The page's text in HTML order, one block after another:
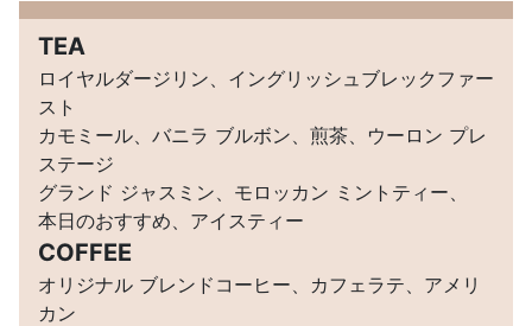
TEA
ロイヤルダージリン、イングリッシュブレックファー
スト
カモミール、バニラ ブルボン、煎茶、ウーロン プレ
ステージ
グランド ジャスミン、モロッカン ミントティー、
本日のおすすめ、アイスティー
COFFEE
オリジナル ブレンドコーヒー、カフェラテ、アメリ
カン